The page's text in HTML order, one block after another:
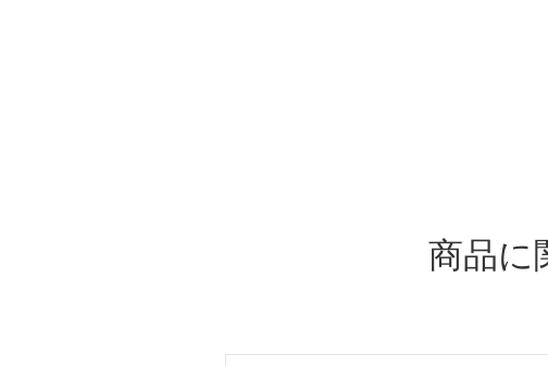
商品に